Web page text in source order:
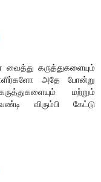
வைத்து கருத்துகளையும்
அதே போன்று
மற்றும்
விரும்பி கேட்டு